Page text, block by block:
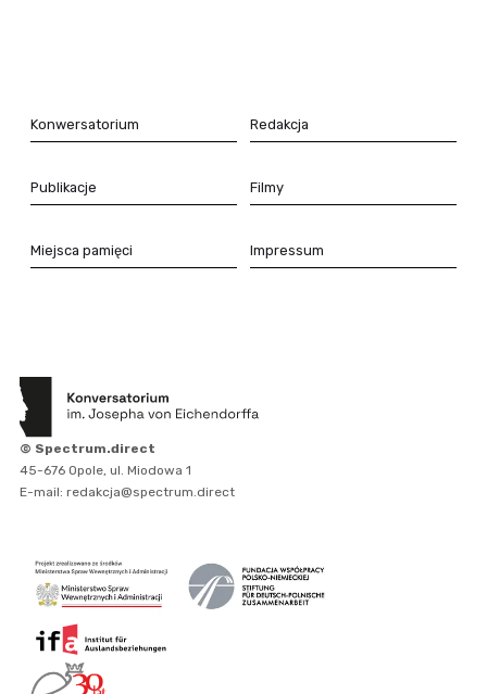
Konwersatorium Redakcja
Publikacje Filmy
Miejsca pamięci Impressum
© Spectrum.direct
45-676 Opole, ul. Miodowa 1
E-mail: redakcja@spectrum.direct